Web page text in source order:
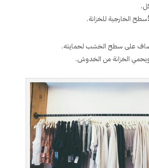
الخارجية للخزانة.
على سطح الخشب لحمايته.
ويحمي الخزانة من الخدوش.